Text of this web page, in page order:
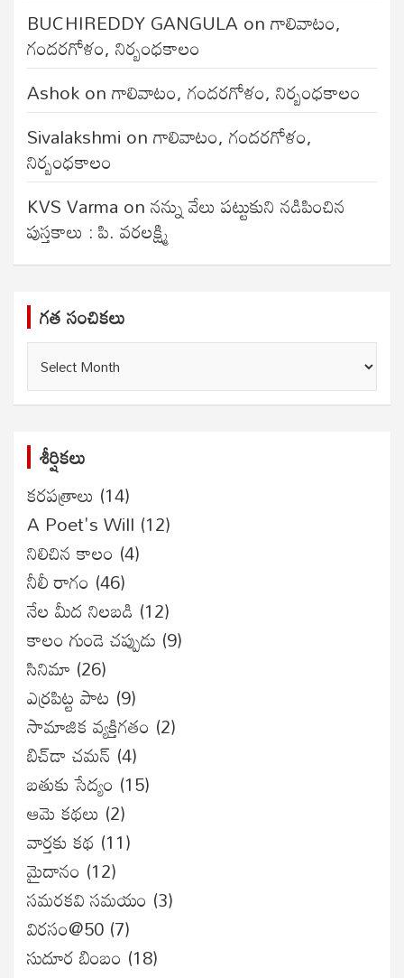
BUCHIREDDY GANGULA onగాలివాటం,
గందరగోళం, నిర్బంధకాలం
Ashokonగాలివాటం, గందరగోళం, నిర్బంధకాలం
Sivalakshmi onగాలివాటం, గందరగోళం,
నిర్బంధకాలం
KVS Varma onనన్ను వేలు పట్టుకుని నడిపించిన
పుస్తకాలు : పి. వరలక్ష్మి
గత సంచికలు
గత
సంచికలు
శీర్షికలు
కరపత్రాలు (14)
A Poet's Will (12)
నిలిచిన కాలం (4)
నీలీ రాగం (46)
నేల మీద నిలబడి (12)
కాలం గుండె చప్పుడు (9)
సినిమా (26)
ఎర్రపిట్ట పాట (9)
సామాజిక వ్యక్తిగతం (2)
బిచ్‌డా చమన్ (4)
బతుకు సేద్యం (15)
ఆమె కథలు (2)
వార్తకు కథ (11)
మైదానం (12)
సమరకవి సమయం (3)
విరసం@50 (7)
సుదూర బింబం (18)